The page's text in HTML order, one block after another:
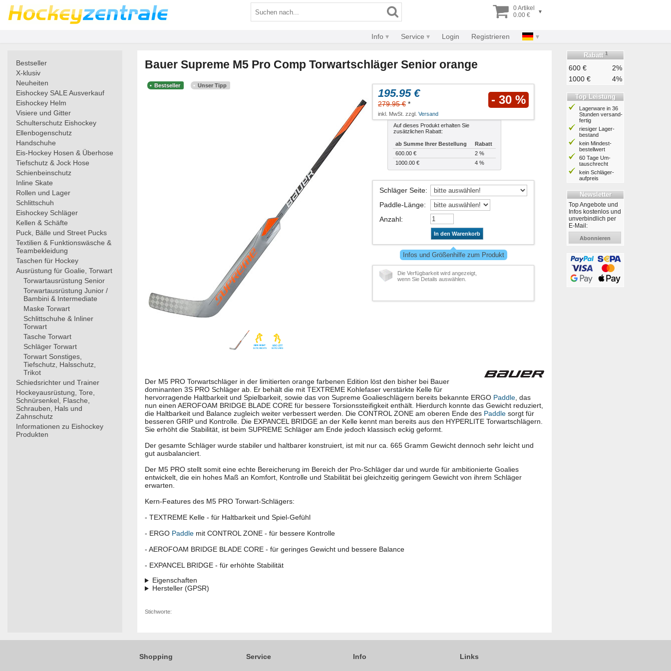
0 Artikel
0.00 €
▾
Info Service Login Registrieren
Bestseller
X-klusiv
Neuheiten
Eishockey SALE Ausverkauf
Eishockey Helm
Visiere und Gitter
Schulterschutz Eishockey
Ellenbogenschutz
Handschuhe
Eis-Hockey Hosen & Überhose
Tiefschutz & Jock Hose
Schienbeinschutz
Inline Skate
Rollen und Lager
Schlittschuh
Eishockey Schläger
Kellen & Schäfte
Puck, Bälle und Street Pucks
Textilien & Funktionswäsche &
Teambekleidung
Taschen für Hockey
Ausrüstung für Goalie, Torwart
Torwartausrüstung Senior
Torwartausrüstung Junior /
Bambini & Intermediate
Maske Torwart
Schlittschuhe & Inliner
Torwart
Tasche Torwart
Schläger Torwart
Torwart Sonstiges,
Tiefschutz, Halsschutz,
Trikot
Schiedsrichter und Trainer
Hockeyausrüstung, Tore,
Schnürsenkel, Flasche,
Schrauben, Hals und
Zahnschutz
Informationen zu Eishockey
Produkten
Bauer Supreme M5 Pro Comp Torwartschläger Senior orange
Bestseller Unser Tipp
195.95 €
279.95 € * - 30 %
inkl. MwSt. zzgl. Versand
Auf dieses Produkt erhalten Sie
zusätzlichen Rabatt:
ab Summe Ihrer Bestellung
Rabatt
600.00 €
2 %
1000.00 €
4 %
Schläger Seite:
Paddle-Länge:
Anzahl:
In den Warenkorb
Infos und Größenhilfe zum Produkt
Die Verfügbarkeit wird angezeigt,
wenn Sie Details auswählen.
Der M5 PRO Torwartschläger in der limitierten orange farbenen Edition löst den bisher bei Bauer
dominanten 3S PRO Schläger ab. Er behält die mit TEXTREME Kohlefaser verstärkte Kelle für
hervorragende Haltbarkeit und Spielbarkeit, sowie das von Supreme Goalieschlägern bereits bekannte ERGO Paddle, das
nun einen AEROFOAM BRIDGE BLADE CORE für bessere Torsionssteifigkeit enthält. Hierdurch konnte das Gewicht reduziert,
die Haltbarkeit und Balance zugleich weiter verbessert werden. Die CONTROL ZONE am oberen Ende des Paddle sorgt für
besseren GRIP und Kontrolle. Die EXPANCEL BRIDGE an der Kelle kennt man bereits aus den HYPERLITE Torwartschlägern.
Sie erhöht die Stabilität, ist beim SUPREME Schläger am Ende jedoch klassisch eckig geformt.
Der gesamte Schläger wurde stabiler und haltbarer konstruiert, ist mit nur ca. 665 Gramm Gewicht dennoch sehr leicht und
gut ausbalanciert.
Der M5 PRO stellt somit eine echte Bereicherung im Bereich der Pro-Schläger dar und wurde für ambitionierte Goalies
entwickelt, die ein hohes Maß an Komfort, Kontrolle und Stabilität bei gleichzeitig geringem Gewicht von ihrem Schläger
erwarten.
Kern-Features des M5 PRO Torwart-Schlägers:
- TEXTREME Kelle - für Haltbarkeit und Spiel-Gefühl
- ERGO Paddle mit CONTROL ZONE - für bessere Kontrolle
- AEROFOAM BRIDGE BLADE CORE - für geringes Gewicht und bessere Balance
- EXPANCEL BRIDGE - für erhöhte Stabilität
Eigenschaften
Hersteller (GPSR)
Stichworte:
Rabatt 1
600 €
2%
1000 €
4%
Top Leistung
Lagerware in 36
Stunden ver­sand­
fertig
riesiger Lager­
bestand
kein Mindest­
bestell­wert
60 Tage Um­
tausch­recht
kein Schläger­
aufpreis
Newsletter
Top Angebote und
Infos kostenlos und
unverbindlich per
E-Mail:
Abonnieren
Shopping Service Info Links